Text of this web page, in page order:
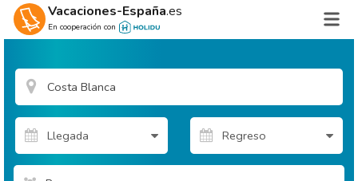
Vacaciones-España.es
En cooperación con